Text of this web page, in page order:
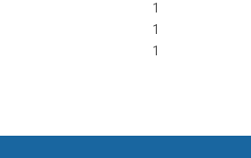
1
1
1